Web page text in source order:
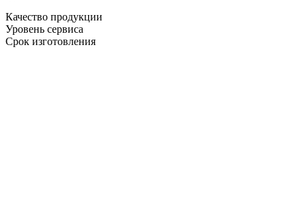
Качество продукции
Уровень сервиса
Срок изготовления